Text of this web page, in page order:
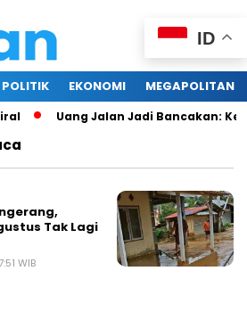
POLITIK EKONOMI MEGAPOLITAN
Uang Jalan Jadi Bancakan:
Tak Lagi
WIB
ID